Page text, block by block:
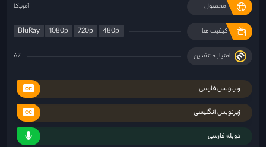
محصول آمریکا
کیفیت ها BluRay 1080p 720p 480p
امتیاز منتقدین 67
زیرنویس فارسی
زیرنویس انگلیسی
دوبله فارسی